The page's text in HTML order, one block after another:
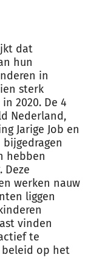
dat
hun
in
sterk
2020. De 4
Nederland,
Jarige Job en
hebben
Deze
werken nauw
liggen
vinden
te
beleid op het